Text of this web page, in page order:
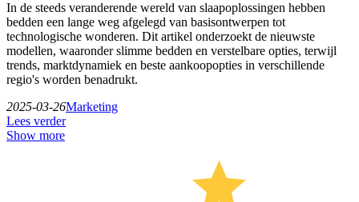
In de steeds veranderende wereld van slaapoplossingen hebben
bedden een lange weg afgelegd van basisontwerpen tot
technologische wonderen. Dit artikel onderzoekt de nieuwste
modellen, waaronder slimme bedden en verstelbare opties, terwijl
trends, marktdynamiek en beste aankoopopties in verschillende
regio's worden benadrukt.
2025-03-26Marketing
Lees verder
Show more